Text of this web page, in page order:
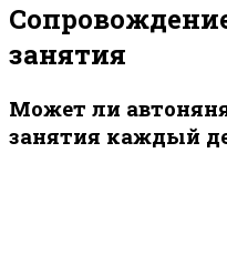
занятия
Может ли
занятия каждый